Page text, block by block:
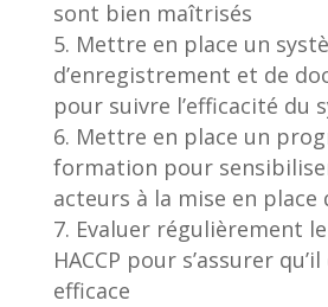
sont bien maîtrisés
Mettre en place un
d’enregistrement et de
pour suivre l’efficacité du
Mettre en place un
formation pour
acteurs à la mise en place
Evaluer régulièrement
HACCP pour s’assurer
efficace